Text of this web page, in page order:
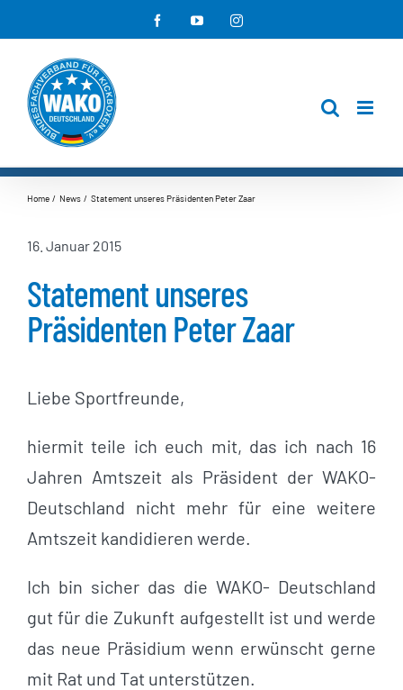
Inhalt
springen
FacebookYouTubeInstagram
Home News Statement unseres Präsidenten Peter Zaar
16. Januar 2015
Statement unseres
Präsidenten Peter Zaar
Liebe Sportfreunde,
hiermit teile ich euch mit, das ich nach 16
Jahren Amtszeit als Präsident der WAKO-
Deutschland nicht mehr für eine weitere
Amtszeit kandidieren werde.
Ich bin sicher das die WAKO- Deutschland
gut für die Zukunft aufgestellt ist und werde
das neue Präsidium wenn erwünscht gerne
mit Rat und Tat unterstützen.